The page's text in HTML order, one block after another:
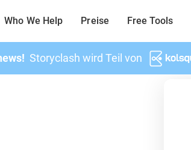
Who We Help Preise Free Tools
Storyclash wird Teil von